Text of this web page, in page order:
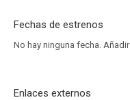
Fechas de estrenos
No hay ninguna fecha. Añadir
Enlaces externos